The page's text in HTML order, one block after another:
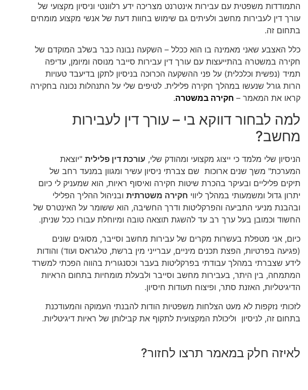
התמודדות משפטית עם עבירות אינטרנט מצריכה ידע רלוונטי וניסיון מקצועי של
עורך דין לעבירות מחשב ולעיתים גם שימוש בחוות דעת של אנשי מקצוע מומחים
בתחום זה.
כלל האצבע שאני מאמינה בו הוא ככלל – השקעה נבונה כבר בשלב המוקדם של
חקירה במשטרה בהתייעצות עם עורך דין עבירות סייבר מנוסה ומיומן, עדיפה
תמיד (נפשית וכלכלית) על פני ההשקעה הכרוכה בניסיון לתקן בדיעבד טעויות
הרות גורל שנעשו במהלך חקירה פלילית. לטיפים שלי על התנהלות נכונה בחקירה
קראו את המאמר – חקירה במשטרה.
למה לבחור דווקא בי – עורך דין לעבירות
מחשב?
הניסיון שלי מלמד כי ייצוג מקצועי ומהודק שלי, עורכת דין פלילית "יוצאת
המערכת" משך שנים ארוכות שם צברתי ניסיון עשיר ומגוון במנעד רחב של
תיקים פליליים ובעיקר בהכרת שיטות חקירה ואיסוף ראיות, הוא שמעניק לי כיום
יתרון גדול ומשמעותי במהלך ליווי חקירה משטרתית ובניהול ההליך הפלילי
ובהבנת מניעי התביעה והפרקליטות ודרך החשיבה, הוא ששומר על האינטרס של
החשוד וכמובן בעל ערך רב עד להשגת תוצאה טובה ומיוחלת עבורו ככל שניתן.
כיום, אני מטפלת בעשרות מקרים של עבירות מחשב וסייבר, מסוגים שונים
(פגיעה בפרטיות, הפצת תכנים מיניים, עברייני מין ברשת, טלגראס ועוד) והודות
לידע שצברתי במהלך עבודתי בפרקליטות בעבר וכסנגורית בהווה הפכתי למשרד
המתמחה, בין היתר, בעבירות מחשב וסייבר ולבעלת מומחיות בתחום הראיות
הדיגיטליות, האזנת סתר, ופיצוח תעודות חיסיון.
לזכותי נזקפות לא מעט הצלחות משפטיות הודות להבנתי העמוקה והמעודכנת
בתחום זה, לניסיון וליכולת המקצועית לתקוף את קבילותן של ראיות דיגיטליות.
לאיזה חלק במאמר תרצו לחזור?